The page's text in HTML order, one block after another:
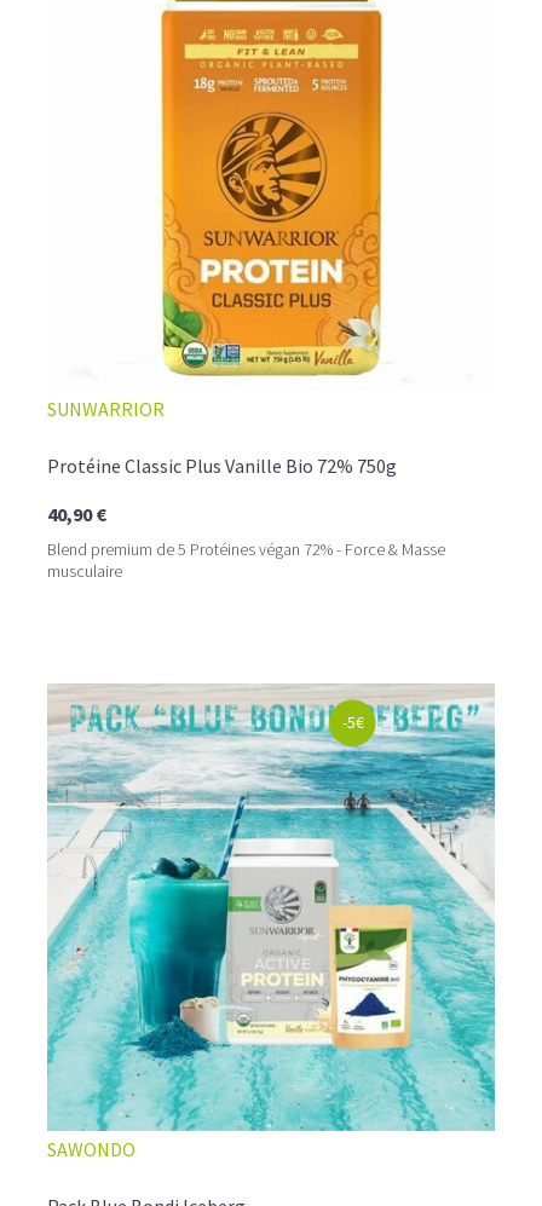
SUNWARRIOR
Protéine Classic Plus Vanille Bio 72% 750g
40,90 €
Blend premium de 5 Protéines végan 72% - Force & Masse
musculaire
-5€
SAWONDO